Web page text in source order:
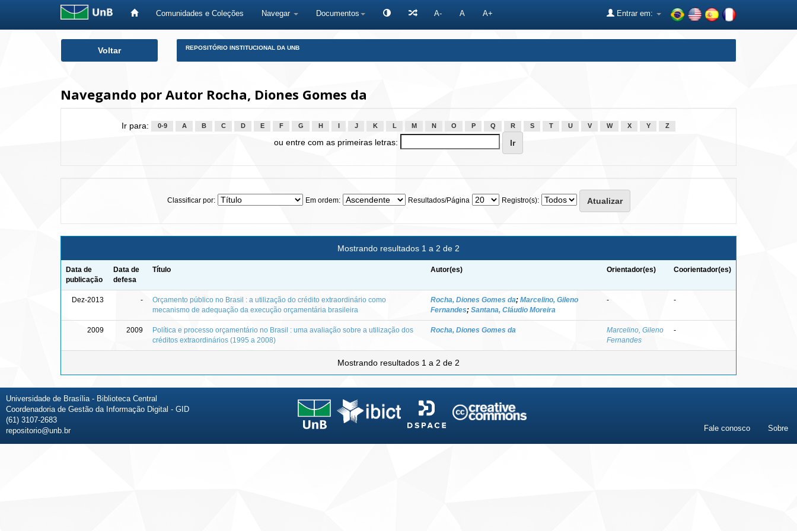
Comunidades e Coleções Navegar Documentos A- A A+ Entrar em:
Voltar REPOSITÓRIO INSTITUCIONAL DA UNB
Navegando por Autor Rocha, Diones Gomes da
Ir para: 0-9 A B C D E F G H J K L M N O P Q R S T U V W X Y Z
ou entre com as primeiras letras:
Classificar por: Em ordem: Resultados/Página Registro(s):
Mostrando resultados 1 a 2 de 2
Data de
publicação
Data de
defesa
Título Autor(es) Orientador(es) Coorientador(es)
Dez-2013 -
Orçamento público no Brasil : a utilização do crédito extraordinário como
mecanismo de adequação da execução orçamentária brasileira
Rocha, Diones Gomes da; Marcelino, Gileno
Fernandes; Santana, Cláudio Moreira
- -
2009 2009
Política e processo orçamentário no Brasil : uma avaliação sobre a utilização dos
créditos extraordinários (1995 a 2008)
Rocha, Diones Gomes da
Marcelino, Gileno
Fernandes
-
Mostrando resultados 1 a 2 de 2
Universidade de Brasília - Biblioteca Central
Coordenadoria de Gestão da Informação Digital - GID
(61) 3107-2683
repositorio@unb.br
Fale conosco Sobre